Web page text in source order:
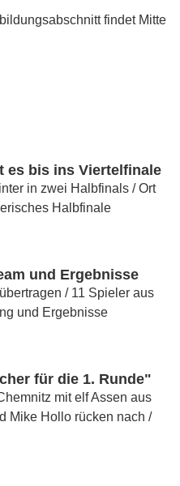
findet Mitte
es bis ins Viertelfinale
in zwei Halbfinals / Ort
Halbfinale
und Ergebnisse
/ 11 Spieler aus
und Ergebnisse
für die 1. Runde"
mit elf Assen aus
Mike Hollo rücken nach /